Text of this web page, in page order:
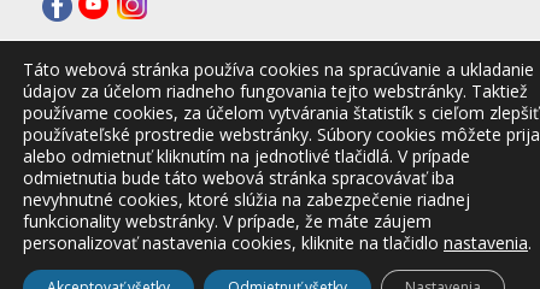
© 2026 CVTI SR
Táto webová stránka používa cookies na spracúvanie a ukladanie
údajov za účelom riadneho fungovania tejto webstránky. Taktiež
používame cookies, za účelom vytvárania štatistík s cieľom zlepšiť
používateľské prostredie webstránky. Súbory cookies môžete
alebo odmietnuť kliknutím na jednotlivé tlačidlá. V prípade
odmietnutia bude táto webová stránka spracovávať iba
nevyhnutné cookies, ktoré slúžia na zabezpečenie riadnej
funkcionality webstránky. V prípade, že máte záujem
personalizovať nastavenia cookies, kliknite na tlačidlo nastavenia.